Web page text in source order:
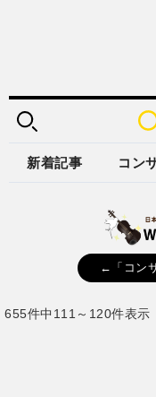
新着記事 コン
←「コン
655件中111～120件表示